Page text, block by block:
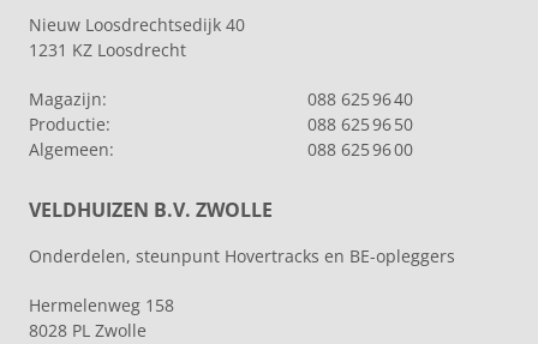
Nieuw Loosdrechtsedijk 40
1231 KZ Loosdrecht
Magazijn:
088 625 96 40
Productie:
088 625 96 50
Algemeen:
088 625 96 00
VELDHUIZEN B.V. ZWOLLE
Onderdelen, steunpunt Hovertracks en BE-opleggers
Hermelenweg 158
8028 PL Zwolle